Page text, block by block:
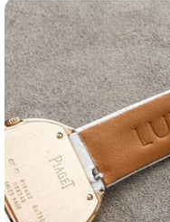
Оценка часов